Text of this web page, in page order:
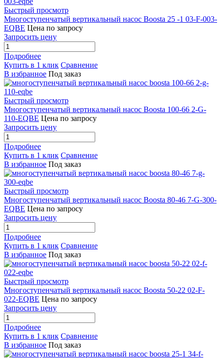
Быстрый просмотр
Многоступенчатый вертикальный насос Boosta 25 -1 03-F-003-
EQBE Цена по запросу
Запросить цену
Подробнее
Купить в 1 клик Сравнение
В избранное Под заказ
Быстрый просмотр
Многоступенчатый вертикальный насос Boosta 100-66 2-G-
110-EQBE Цена по запросу
Запросить цену
Подробнее
Купить в 1 клик Сравнение
В избранное Под заказ
Быстрый просмотр
Многоступенчатый вертикальный насос Boosta 80-46 7-G-300-
EQBE Цена по запросу
Запросить цену
Подробнее
Купить в 1 клик Сравнение
В избранное Под заказ
Быстрый просмотр
Многоступенчатый вертикальный насос Boosta 50-22 02-F-
022-EQBE Цена по запросу
Запросить цену
Подробнее
Купить в 1 клик Сравнение
В избранное Под заказ